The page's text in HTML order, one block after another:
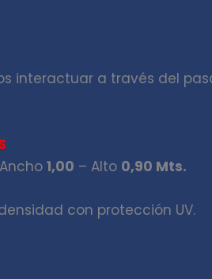
interactuar a través del
1,00 – Alto 0,90 Mts.
con protección UV.